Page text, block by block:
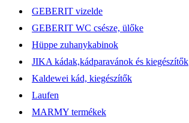
GEBERIT vizelde
GEBERIT WC csésze, ülőke
Hüppe zuhanykabinok
JIKA kádak,kádparavánok és kiegészítők
Kaldewei kád, kiegészítők
Laufen
MARMY termékek